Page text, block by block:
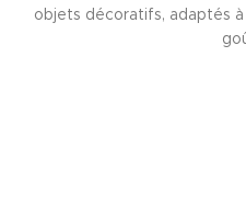
objets décoratifs, adaptés